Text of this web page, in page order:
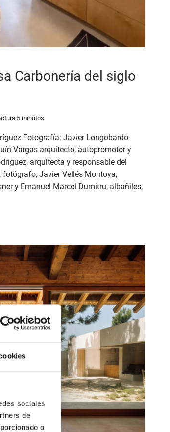
sociales
de
o
Carbonería del siglo
5minutos
Fotografía: Javier Longobardo
Vargas arquitecto, autopromotor y
arquitecta y responsable del
Javier Vellés Montoya,
y Emanuel Marcel Dumitru, albañiles;